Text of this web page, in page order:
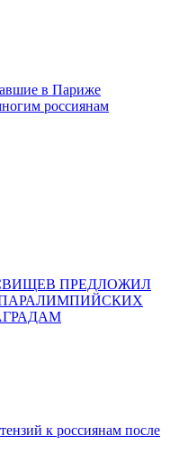
в Париже
россиянам
ПРЕДЛОЖИЛ
к россиянам после